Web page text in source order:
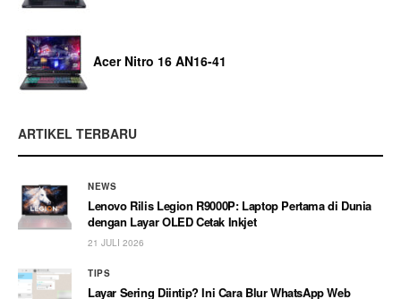
Acer Nitro 16 AN16-41
ARTIKEL TERBARU
NEWS
Lenovo Rilis Legion R9000P: Laptop Pertama di Dunia
dengan Layar OLED Cetak Inkjet
21 JULI 2026
TIPS
Layar Sering Diintip? Ini Cara Blur WhatsApp Web